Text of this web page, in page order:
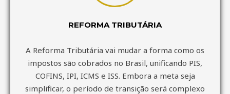
REFORMA TRIBUTÁRIA
A Reforma Tributária vai mudar a forma como os
impostos são cobrados no Brasil, unificando PIS,
COFINS, IPI, ICMS e ISS. Embora a meta seja
simplificar, o período de transição será complexo